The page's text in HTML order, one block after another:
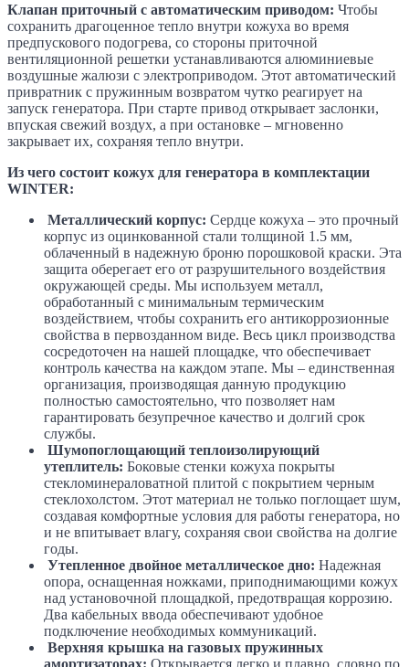
Клапан приточный с автоматическим приводом: Чтобы
сохранить драгоценное тепло внутри кожуха во время
предпускового подогрева, со стороны приточной
вентиляционной решетки устанавливаются алюминиевые
воздушные жалюзи с электроприводом. Этот автоматический
привратник с пружинным возвратом чутко реагирует на
запуск генератора. При старте привод открывает заслонки,
впуская свежий воздух, а при остановке – мгновенно
закрывает их, сохраняя тепло внутри.
Из чего состоит кожух для генератора в комплектации
WINTER:
Металлический корпус: Сердце кожуха – это прочный
корпус из оцинкованной стали толщиной 1.5 мм,
облаченный в надежную броню порошковой краски. Эта
защита оберегает его от разрушительного воздействия
окружающей среды. Мы используем металл,
обработанный с минимальным термическим
воздействием, чтобы сохранить его антикоррозионные
свойства в первозданном виде. Весь цикл производства
сосредоточен на нашей площадке, что обеспечивает
контроль качества на каждом этапе. Мы – единственная
организация, производящая данную продукцию
полностью самостоятельно, что позволяет нам
гарантировать безупречное качество и долгий срок
службы.
Шумопоглощающий теплоизолирующий
утеплитель: Боковые стенки кожуха покрыты
стекломинераловатной плитой с покрытием черным
стеклохолстом. Этот материал не только поглощает шум,
создавая комфортные условия для работы генератора, но
и не впитывает влагу, сохраняя свои свойства на долгие
годы.
Утепленное двойное металлическое дно: Надежная
опора, оснащенная ножками, приподнимающими кожух
над установочной площадкой, предотвращая коррозию.
Два кабельных ввода обеспечивают удобное
подключение необходимых коммуникаций.
Верхняя крышка на газовых пружинных
амортизаторах: Открывается легко и плавно, словно по